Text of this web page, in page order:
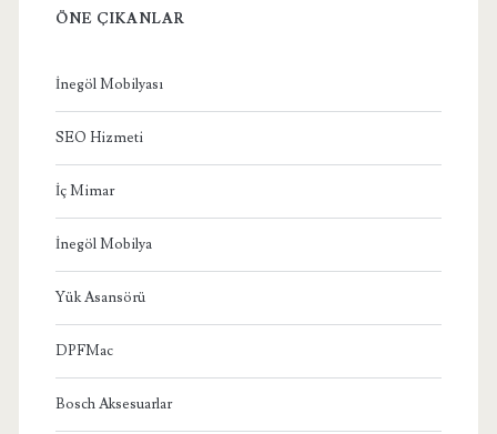
ÖNE ÇIKANLAR
İnegöl Mobilyası
SEO Hizmeti
İç Mimar
İnegöl Mobilya
Yük Asansörü
DPFMac
Bosch Aksesuarlar